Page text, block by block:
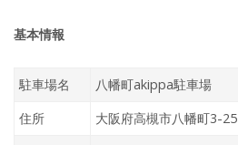
基本情報
駐車場名
八幡町akippa駐車場
住所
大阪府高槻市八幡町3-25